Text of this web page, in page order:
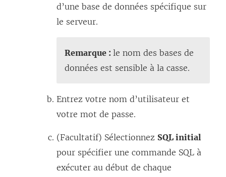
n
v
e
l
e
n
d’une base de données spécifique sur
le serveur.
Remarque : le nom des bases de
données est sensible à la casse.
Entrez votre nom d’utilisateur et
votre mot de passe.
(Facultatif) Sélectionnez SQL initial
pour spécifier une commande SQL à
exécuter au début de chaque